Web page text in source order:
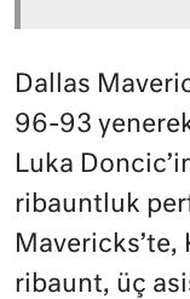
Dallas
96-93
Luka
ribauntluk
Mavericks’te,
ribaunt, üç